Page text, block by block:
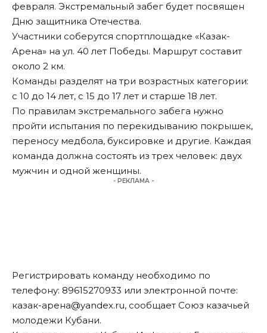
февраля. Экстремальный забег будет посвящен
Дню защитника Отечества.
Участники соберутся спортплощадке «Казак-
Арена» на ул. 40 лет Победы. Маршрут составит
около 2 км.
Команды разделят на три возрастных категории:
с 10 до 14 лет, с 15 до 17 лет и старше 18 лет.
По правилам экстремального забега нужно
пройти испытания по перекидыванию покрышек,
переносу медбола, буксировке и другие. Каждая
команда должна состоять из трех человек: двух
мужчин и одной женщины.
- РЕКЛАМА -
Регистрировать команду необходимо по
телефону: 89615270933 или электронной почте:
казак-арена@yandex.ru, сообщает Союз казачьей
молодежи Кубани.